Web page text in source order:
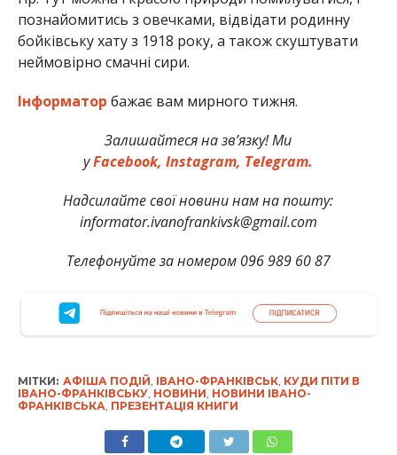
познайомитись з овечками, відвідати родинну
бойківську хату з 1918 року, а також скуштувати
неймовірно смачні сири.
Інформатор бажає вам мирного тижня.
Залишайтеся на зв’язку! Ми
уFacebook, Instagram, Telegram.
Надсилайте свої новини нам на пошту:
informator.ivanofrankivsk@gmail.com
Телефонуйте за номером 096 989 60 87
МІТКИ: АФІША ПОДІЙ ІВАНО-ФРАНКІВСЬК, КУДИ ПІТИ В
ІВАНО-ФРАНКІВСЬКУ, НОВИНИ НОВИНИ ІВАНО-
ФРАНКІВСЬКА ПРЕЗЕНТАЦІЯ КНИГИ